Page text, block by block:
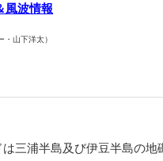
風波情報
・山下洋太）
は三浦半島及び伊豆半島の